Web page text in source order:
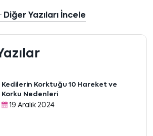
Diğer Yazıları İncele
Kedilerin Korktuğu 10 Hareket ve
Korku Nedenleri
19 Aralık 2024